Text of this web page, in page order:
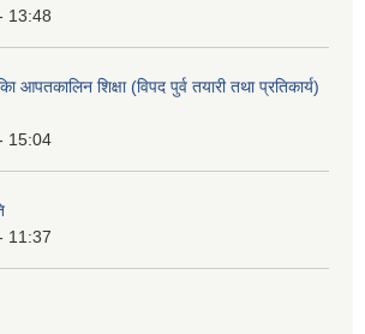
13:48
आपतकालिन शिक्षा (विपद पुर्व तयारी तथा प्रतिकार्य)
15:04
11:37